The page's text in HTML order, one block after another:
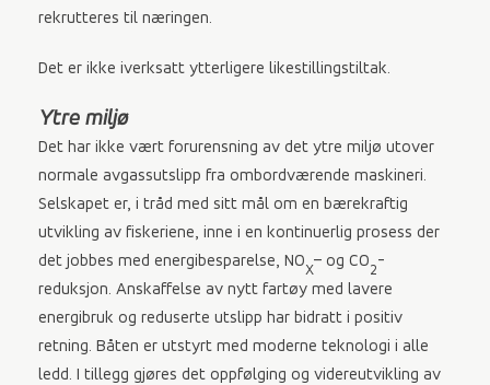
rekrutteres til næringen.
Det er ikke iverksatt ytterligere likestillingstiltak.
Ytre miljø
Det har ikke vært forurensning av det ytre miljø utover
normale avgassutslipp fra ombordværende maskineri.
Selskapet er, i tråd med sitt mål om en bærekraftig
utvikling av fiskeriene, inne i en kontinuerlig prosess der
det jobbes med energibesparelse, NO
X
– og CO
2
-
reduksjon. Anskaffelse av nytt fartøy med lavere
energibruk og reduserte utslipp har bidratt i positiv
retning. Båten er utstyrt med moderne teknologi i alle
ledd. I tillegg gjøres det oppfølging og videreutvikling av